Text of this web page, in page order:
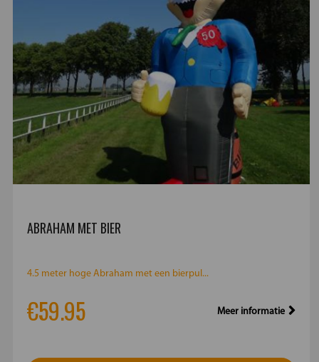
ABRAHAM MET BIER
4.5 meter hoge Abraham met een bierpul...
€59.95 Meer informatie